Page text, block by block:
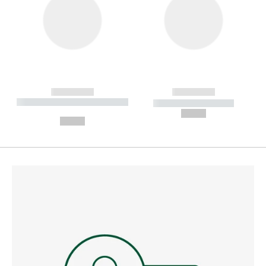
------------
----------- ----------- --------
------------
----------- -----------